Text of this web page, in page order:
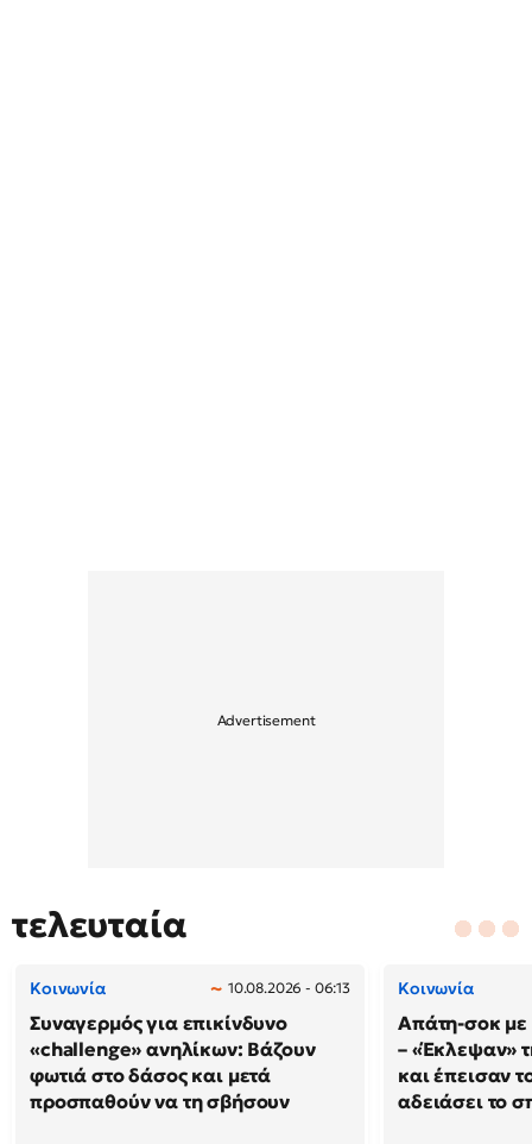
τελευταία
Κοινωνία 10.08.2026 - 06:13
Συναγερμός για επικίνδυνο
«challenge» ανηλίκων: Βάζουν
φωτιά στο δάσος και μετά
προσπαθούν να τη σβήσουν
Κοινωνία
Απάτη-σοκ με
– «Έκλεψαν»
και έπεισαν
αδειάσει το